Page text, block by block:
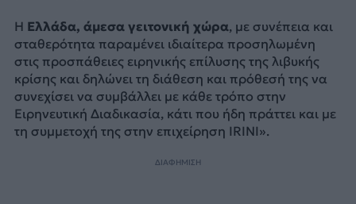
Η Ελλάδα, άμεσα γειτονική χώρα, με συνέπεια και
σταθερότητα παραμένει ιδιαίτερα προσηλωμένη
στις προσπάθειες ειρηνικής επίλυσης της λιβυκής
κρίσης και δηλώνει τη διάθεση και πρόθεσή της να
συνεχίσει να συμβάλλει με κάθε τρόπο στην
Ειρηνευτική Διαδικασία, κάτι που ήδη πράττει και με
τη συμμετοχή της στην επιχείρηση IRINI».
ΔΙΑΦΗΜΙΣΗ